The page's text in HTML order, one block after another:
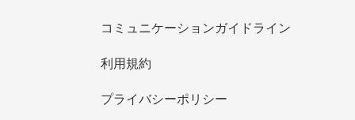
コミュニケーションガイドライン
利用規約
プライバシーポリシー